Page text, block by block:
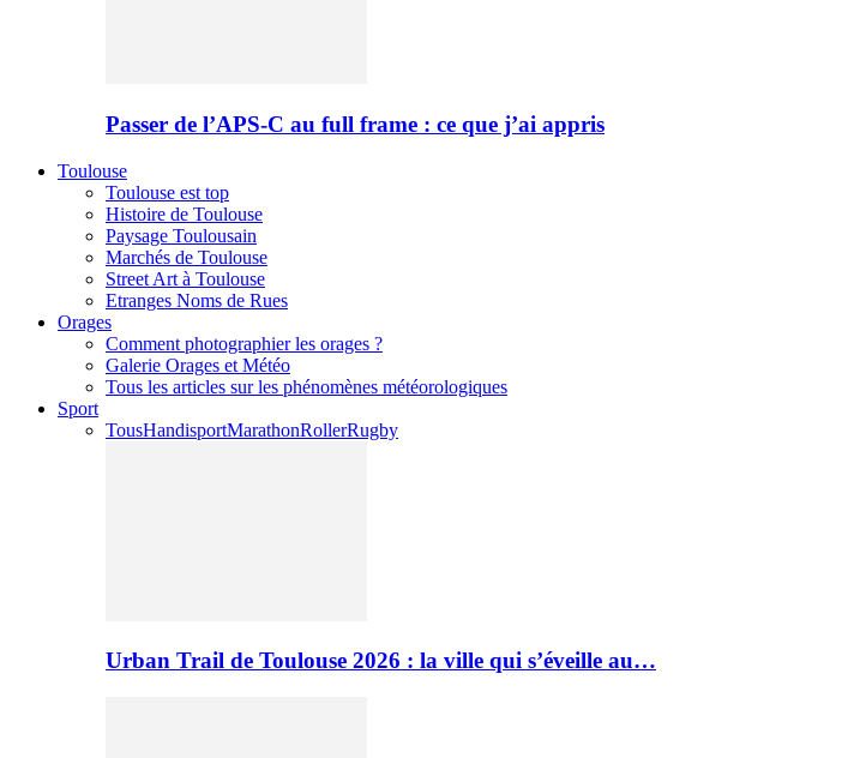
Passer de l’APS-C au full frame : ce que j’ai appris
Toulouse
Toulouse est top
Histoire de Toulouse
Paysage Toulousain
Marchés de Toulouse
Street Art à Toulouse
Etranges Noms de Rues
Orages
Comment photographier les orages ?
Galerie Orages et Météo
Tous les articles sur les phénomènes météorologiques
Sport
TousHandisportMarathonRollerRugby
Urban Trail de Toulouse 2026 : la ville qui s’éveille au…